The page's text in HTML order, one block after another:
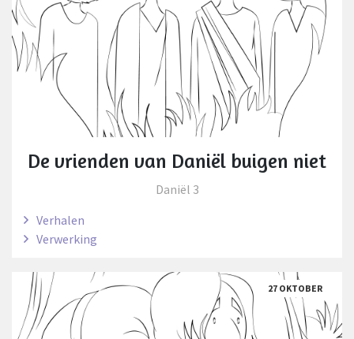
De vrienden van Daniël buigen niet
Daniël 3
Verhalen
Verwerking
27 OKTOBER